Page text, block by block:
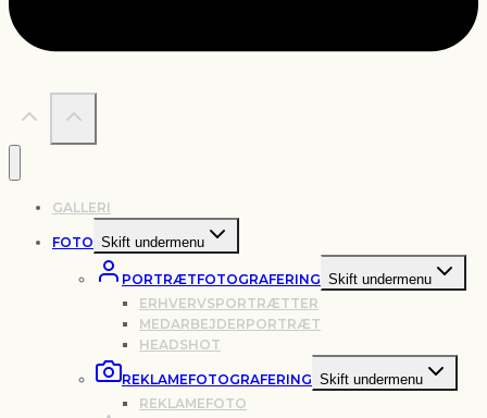
GALLERI
FOTO Skift undermenu
PORTRÆTFOTOGRAFERING Skift undermenu
ERHVERVSPORTRÆTTER
MEDARBEJDERPORTRÆT
HEADSHOT
REKLAMEFOTOGRAFERING Skift undermenu
REKLAMEFOTO